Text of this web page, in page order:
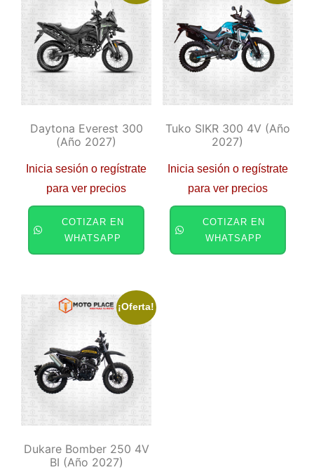
Daytona Everest 300
(año 2027)
Inicia sesión o regístrate
para ver precios
COTIZAR EN
WHATSAPP
Tuko SIKR 300 4V (año
2027)
Inicia sesión o regístrate
para ver precios
COTIZAR EN
WHATSAPP
¡Oferta!
Dukare Bomber 250 4V
BI (año 2027)